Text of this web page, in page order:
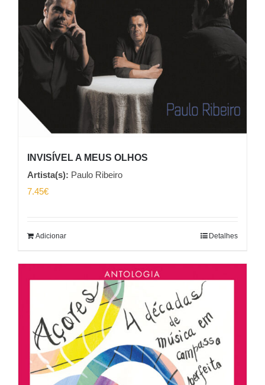
INVISÍVEL A MEUS OLHOS
Artista(s): Paulo Ribeiro
7.45€
Adicionar Detalhes